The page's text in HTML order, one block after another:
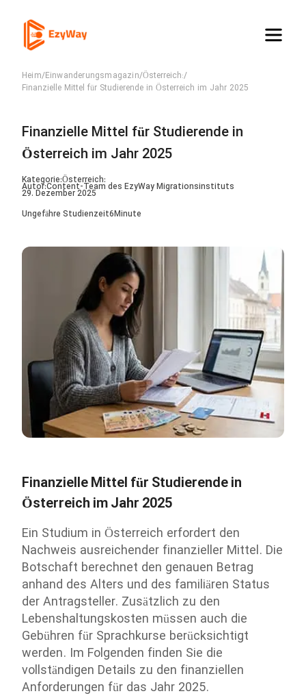
Heim/Einwanderungsmagazin/Österreich:/
Finanzielle Mittel für Studierende in Österreich im Jahr 2025
Finanzielle Mittel für Studierende in
Österreich im Jahr 2025
Kategorie:Österreich:
Autor:Content-Team des EzyWay Migrationsinstituts
29. Dezember 2025
Ungefähre Studienzeit6Minute
Finanzielle Mittel für Studierende in
Österreich im Jahr 2025
Ein Studium in Österreich erfordert den
Nachweis ausreichender finanzieller Mittel. Die
Botschaft berechnet den genauen Betrag
anhand des Alters und des familiären Status
der Antragsteller. Zusätzlich zu den
Lebenshaltungskosten müssen auch die
Gebühren für Sprachkurse berücksichtigt
werden. Im Folgenden finden Sie die
vollständigen Details zu den finanziellen
Anforderungen für das Jahr 2025.